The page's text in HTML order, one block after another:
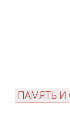
ПАМЯТЬ И